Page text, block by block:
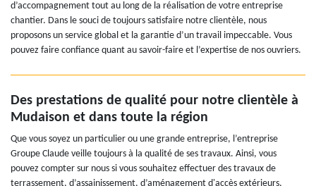
d’accompagnement tout au long de la réalisation de votre entreprise
chantier. Dans le souci de toujours satisfaire notre clientèle, nous
proposons un service global et la garantie d’un travail impeccable. Vous
pouvez faire confiance quant au savoir-faire et l’expertise de nos ouvriers.
Des prestations de qualité pour notre clientèle à
Mudaison et dans toute la région
Que vous soyez un particulier ou une grande entreprise, l’entreprise
Groupe Claude veille toujours à la qualité de ses travaux. Ainsi, vous
pouvez compter sur nous si vous souhaitez effectuer des travaux de
terrassement, d’assainissement, d’aménagement d'accès extérieurs,